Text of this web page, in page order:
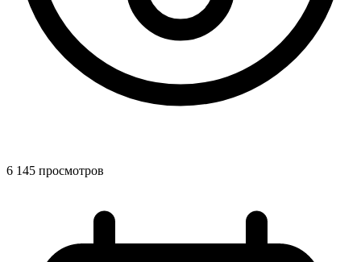
6 145 просмотров